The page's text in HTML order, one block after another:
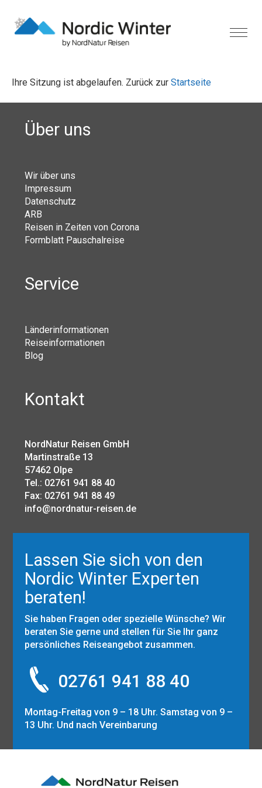
Ihre Sitzung ist abgelaufen. Zurück zur Startseite
Über uns
Wir über uns
Impressum
Datenschutz
ARB
Reisen in Zeiten von Corona
Formblatt Pauschalreise
Service
Länderinformationen
Reiseinformationen
Blog
Kontakt
NordNatur Reisen GmbH
Martinstraße 13
57462 Olpe
Tel.: 02761 941 88 40
Fax: 02761 941 88 49
info@nordnatur-reisen.de
Lassen Sie sich von den
Nordic Winter Experten
beraten!
Sie haben Fragen oder spezielle Wünsche? Wir
beraten Sie gerne und stellen für Sie Ihr ganz
persönliches Reiseangebot zusammen.
02761 941 88 40
Montag-Freitag von 9 – 18 Uhr. Samstag von 9 –
13 Uhr. Und nach Vereinbarung